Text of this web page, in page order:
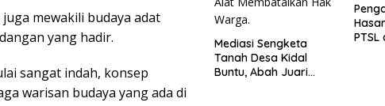
mewakili budaya adat
yang hadir.
sangat indah, konsep
warisan budaya yang ada di
Mediasi Sengketa
Tanah Desa Kidal
Buntu, Abah Juari
PTSL